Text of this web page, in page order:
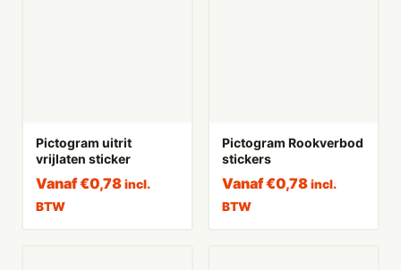
Pictogram uitrit
vrijlaten sticker
Vanaf€0,78 incl.
BTW
Pictogram Rookverbod
stickers
Vanaf€0,78 incl.
BTW